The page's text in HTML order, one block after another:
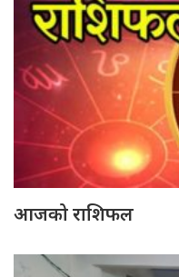
आजको राशिफल